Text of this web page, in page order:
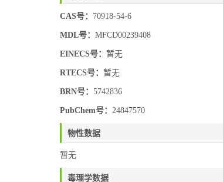
CAS号： 70918-54-6
MDL号： MFCD00239408
EINECS号： 暂无
RTECS号： 暂无
BRN号： 5742836
PubChem号： 24847570
物性数据
暂无
毒理学数据